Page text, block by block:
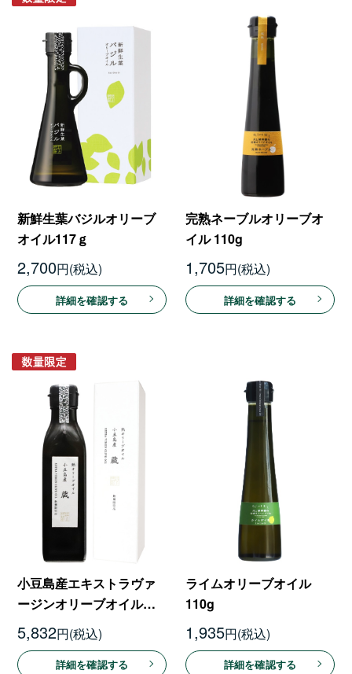
新鮮生葉バジルオリーブ
オイル117ｇ
2,700円
詳細を確認する
完熟ネーブルオリーブオ
イル 110g
1,705円
詳細を確認する
小豆島産エキストラヴァ
ージンオリーブオイル
「蔵」180g
5,832円
詳細を確認する
ライムオリーブオイル
110g
1,935円
詳細を確認する